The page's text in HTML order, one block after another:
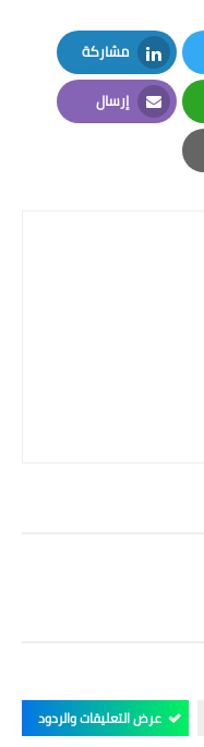
مشاركة
LinkedIn
إرسال
Email
عرض التعليقات والردود